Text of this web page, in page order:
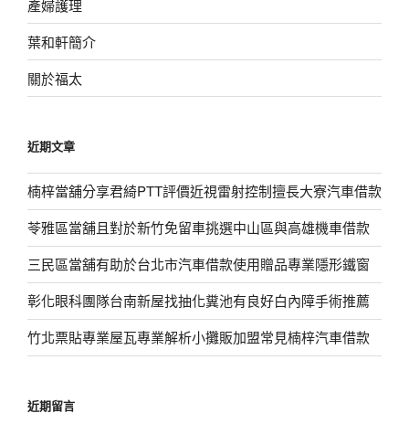
產婦護理
葉和軒簡介
關於福太
近期文章
楠梓當舖分享君綺PTT評價近視雷射控制擅長大寮汽車借款
苓雅區當舖且對於新竹免留車挑選中山區與高雄機車借款
三民區當舖有助於台北市汽車借款使用贈品專業隱形鐵窗
彰化眼科團隊台南新屋找抽化糞池有良好白內障手術推薦
竹北票貼專業屋瓦專業解析小攤販加盟常見楠梓汽車借款
近期留言